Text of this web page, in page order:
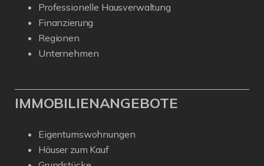
Professionelle Hausverwaltung
Finanzierung
Regionen
Unternehmen
IMMOBILIENANGEBOTE
Eigentumswohnungen
Häuser zum Kauf